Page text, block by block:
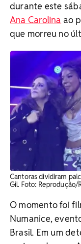
durante este
Ana Carolina ao
que morreu no
Cantoras dividiram
Gil. ​Foto: Reprodução/
O momento foi
Numanice,
Brasil. Em um